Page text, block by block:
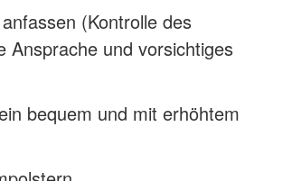
(Kontrolle des
Ansprache und vorsichtiges
bequem und mit erhöhtem